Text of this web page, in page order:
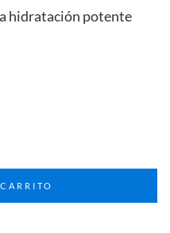
hidratación potente